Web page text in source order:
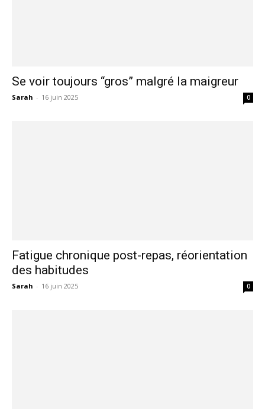
Se voir toujours “gros” malgré la maigreur
Sarah - 16 juin 2025 0
Fatigue chronique post-repas, réorientation
des habitudes
Sarah - 16 juin 2025 0